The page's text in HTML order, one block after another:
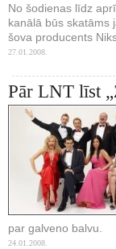
No šodienas līdz
kanālā būs skatāms
šova producents
27.01.2008.
Pār LNT līst
par galveno balvu.
24.01.2008.